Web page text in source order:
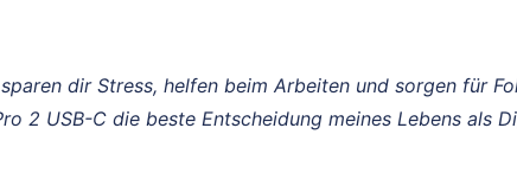
dir Stress, helfen beim Arbeiten und sorgen für
2 USB-C die beste Entscheidung meines Lebens als